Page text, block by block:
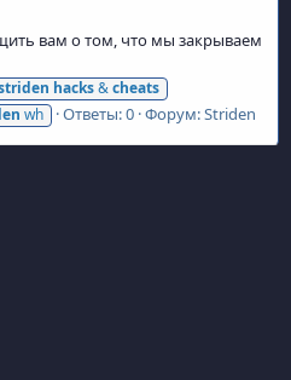
вам о том, что мы закрываем
hacks&cheats
wh Ответы: 0 Форум:Striden